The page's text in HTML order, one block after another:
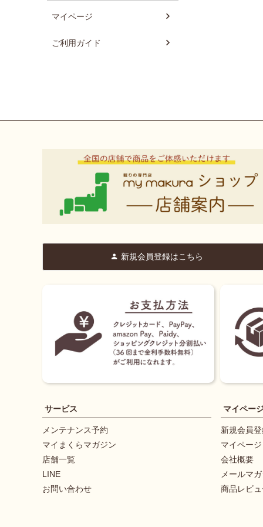
マイページ
ご利用ガイド
新規会員登録はこちら
サービス
メンテナンス予約
マイまくらマガジン
店舗一覧
LINE
お問い合わせ
マイペー
新規会員
マイページ
会社概要
メールマ
商品レビ